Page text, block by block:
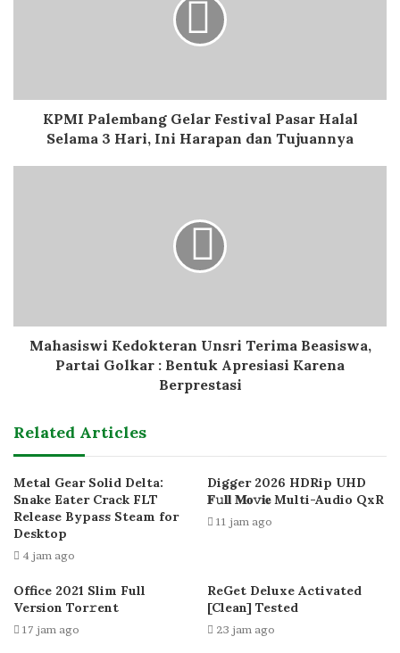
KPMI Palembang Gelar Festival Pasar Halal
Selama 3 Hari, Ini Harapan dan Tujuannya
Mahasiswi Kedokteran Unsri Terima Beasiswa,
Partai Golkar : Bentuk Apresiasi Karena
Berprestasi
Related Articles
Metal Gear Solid Delta:
Snake Eater Crack FLT
Release Bypass Steam for
Desktop
4 jam ago
Digger 2026 HDRip UHD
𝐅𝚞𝐥𝐥 𝐌𝐨𝚟𝐢𝐞 Multi-Audio QxR
11 jam ago
Office 2021 Slim Full
Version Tor𝚛ent
17 jam ago
ReGet Deluxe Activated
[Clean] Tested
23 jam ago